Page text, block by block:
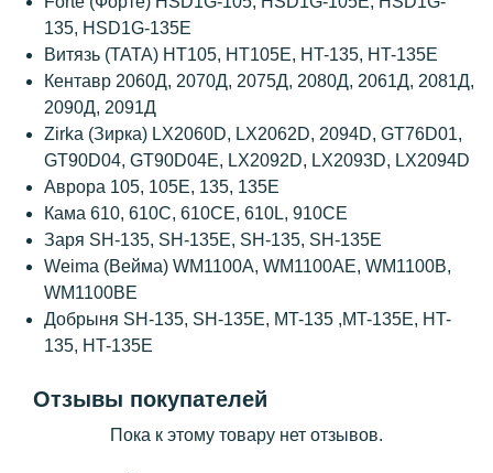
135, HSD1G-135E
Витязь (ТАТА) HT105, HT105E, HT-135, HT-135E
Кентавр 2060Д, 2070Д, 2075Д, 2080Д, 2061Д, 2081Д,
2090Д, 2091Д
Zirka (Зирка) LX2060D, LX2062D, 2094D, GT76D01,
GT90D04, GT90D04E, LX2092D, LX2093D, LX2094D
Аврора 105, 105E, 135, 135E
Кама 610, 610С, 610CE, 610L, 910CE
Заря SH-135, SH-135E, SH-135, SH-135E
Weima (Вейма) WM1100А, WM1100АE, WM1100B,
WM1100BE
Добрыня SH-135, SH-135E, MT-135 ,MT-135E, HT-
135, HT-135E
Отзывы покупателей
Пока к этому товару нет отзывов.